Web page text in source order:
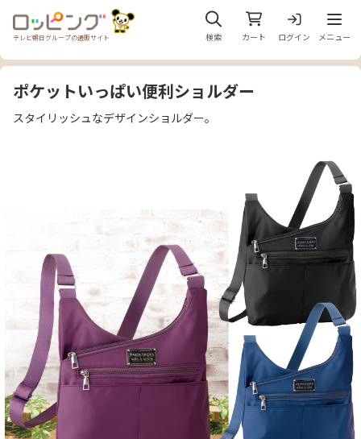
テレビ朝日グループの通販サイト 検索 カート ログイン
メニ
メニュー
ポケットいっぱい便利ショルダー
スタイリッシュなデザインショルダー。